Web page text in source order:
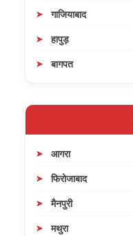
गाजियाबाद
हापुड़
बागपत
आगरा
फिरोजाबाद
मैनपुरी
मथुरा